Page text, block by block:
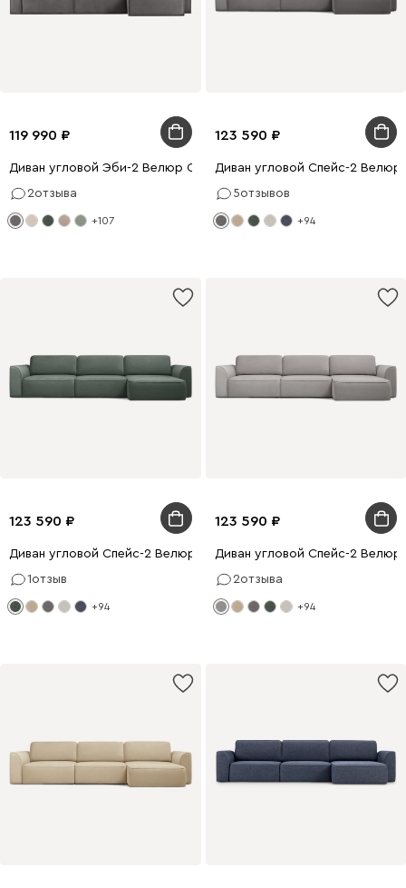
119 990
Диван угловой Эби-2 Велюр Серый
2отзыва
+107
123 590
Диван угловой Спейс-2
5отзывов
+94
123 590
Диван угловой Спейс-2 Велюр Оливковый
1отзыв
+94
123 590
Диван угловой Спейс-2 Велюр
2отзыва
+94